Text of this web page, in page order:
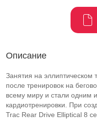
Описание
Занятия на эллиптическом
после тренировок на
всему миру и стали одним
кардиотренировки. При
Trac Rear Drive Elliptical 8